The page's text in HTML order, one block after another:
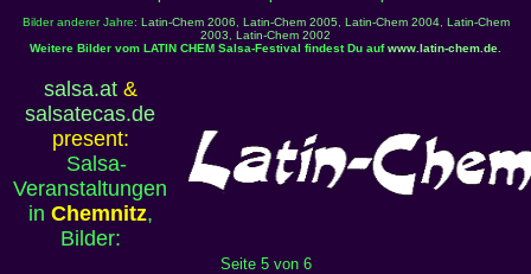
Bilder anderer Jahre: Latin-Chem 2006 Latin-Chem 2005, Latin-Chem 2004, Latin-Chem
2003
Latin-Chem 2002
Weitere Bilder vom LATIN CHEM Salsa-Festival findest Du aufwww.latin-chem.de
salsa.at&
salsatecas.de
present:
Salsa-
Veranstaltungen
in Chemnitz,
Bilder:
Seite 5 von 6